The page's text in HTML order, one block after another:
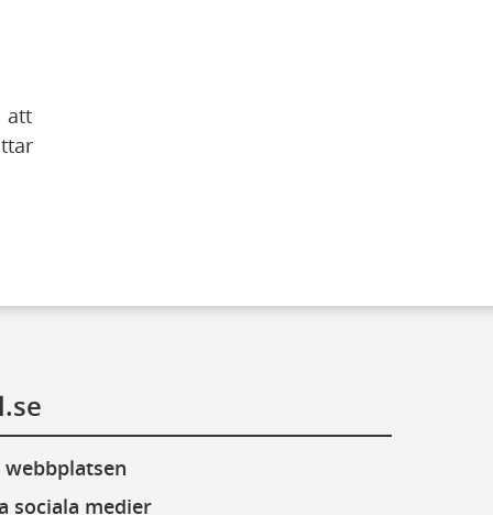
att
webbplatsen
sociala medier